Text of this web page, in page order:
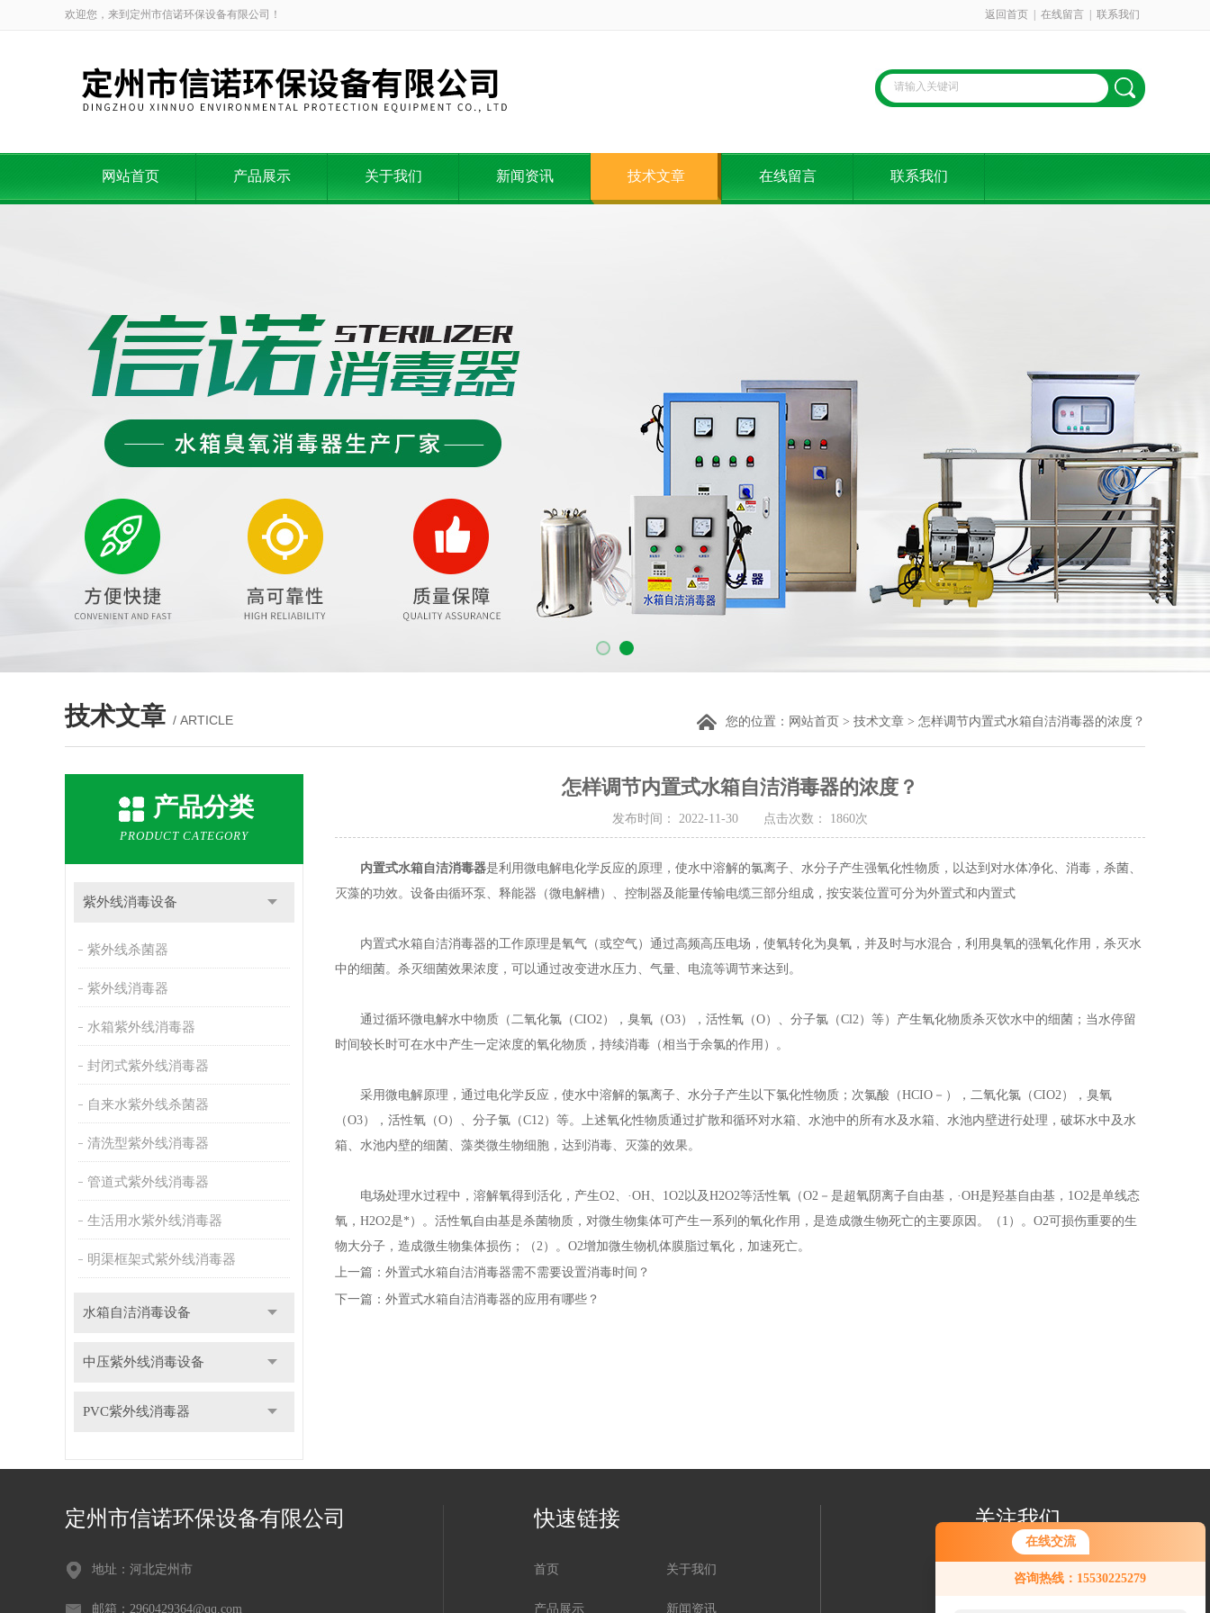
在线交流
咨询热线：15530225279
欢迎您，来到定州市信诺环保设备有限公司！ 返回首页 在线留言 联系我们
网站首页 产品展示 关于我们 新闻资讯 技术文章 在线留言 联系我们
技术文章 / ARTICLE 您的位置： 网站首页 > 技术文章 > 怎样调节内置式水箱自洁消毒器的浓度？
产品分类
PRODUCT CATEGORY
紫外线消毒设备
紫外线杀菌器
紫外线消毒器
水箱紫外线消毒器
封闭式紫外线消毒器
自来水紫外线杀菌器
清洗型紫外线消毒器
管道式紫外线消毒器
生活用水紫外线消毒器
明渠框架式紫外线消毒器
水箱自洁消毒设备
中压紫外线消毒设备
PVC紫外线消毒器
怎样调节内置式水箱自洁消毒器的浓度？
发布时间： 2022-11-30 点击次数： 1860次
内置式水箱自洁消毒器是利用微电解电化学反应的原理，使水中溶解的氯离子、水分子产生强氧化性物质，以达到对水体净化、消毒，杀菌、
灭藻的功效。设备由循环泵、释能器（微电解槽）、控制器及能量传输电缆三部分组成，按安装位置可分为外置式和内置式
内置式水箱自洁消毒器的工作原理是氧气（或空气）通过高频高压电场，使氧转化为臭氧，并及时与水混合，利用臭氧的强氧化作用，杀灭水
中的细菌。杀灭细菌效果浓度，可以通过改变进水压力、气量、电流等调节来达到。
通过循环微电解水中物质（二氧化氯（CIO2），臭氧（O3），活性氧（O）、分子氯（Cl2）等）产生氧化物质杀灭饮水中的细菌；当水停留
时间较长时可在水中产生一定浓度的氧化物质，持续消毒（相当于余氯的作用）。
采用微电解原理，通过电化学反应，使水中溶解的氯离子、水分子产生以下氯化性物质；次氯酸（HCIO－），二氧化氯（CIO2），臭氧
（O3），活性氧（O）、分子氯（C12）等。上述氧化性物质通过扩散和循环对水箱、水池中的所有水及水箱、水池内壁进行处理，破坏水中及水
箱、水池内壁的细菌、藻类微生物细胞，达到消毒、灭藻的效果。
电场处理水过程中，溶解氧得到活化，产生O2、·OH、1O2以及H2O2等活性氧（O2－是超氧阴离子自由基，·OH是羟基自由基，1O2是单线态
氧，H2O2是*）。活性氧自由基是杀菌物质，对微生物集体可产生一系列的氧化作用，是造成微生物死亡的主要原因。（1）。O2可损伤重要的生
物大分子，造成微生物集体损伤；（2）。O2增加微生物机体膜脂过氧化，加速死亡。
上一篇： 外置式水箱自洁消毒器需不需要设置消毒时间？
下一篇： 外置式水箱自洁消毒器的应用有哪些？
定州市信诺环保设备有限公司
地址：河北定州市
邮箱：2960429364@qq.com
快速链接
首页 关于我们
产品展示 新闻资讯
关注我们